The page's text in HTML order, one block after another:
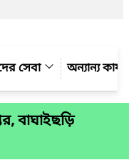
সেবা অন্যান্য
বাঘাইছড়ি